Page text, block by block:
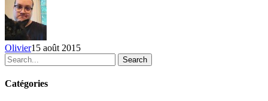
du
9
au
15
août
2015
Olivier15 août 2015
Search
Catégories